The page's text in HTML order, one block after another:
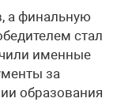
а финальную
стал
именные
за
образования